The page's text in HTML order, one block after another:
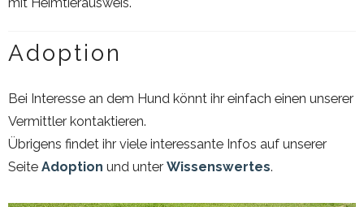
Adoption
Bei Interesse an dem Hund könnt ihr einfach einen unserer
Vermittler kontaktieren.
Übrigens findet ihr viele interessante Infos auf unserer
Seite Adoption und unter Wissenswertes.